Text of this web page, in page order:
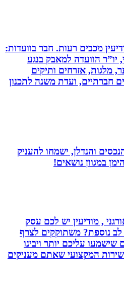
מכבים רעות. חבר בוועדות:
הוועדה למאבק בנגע
אזרחים ותיקים
חברתיים, ועדת משנה לתכנון
והנדלן, ישמחו להעניק
במגוון נושאים!
, מודיעין יש לכם עסק
משתוקקים לצרף
עליכם יותר ויבינו
המקצועי שאתם מעניקים